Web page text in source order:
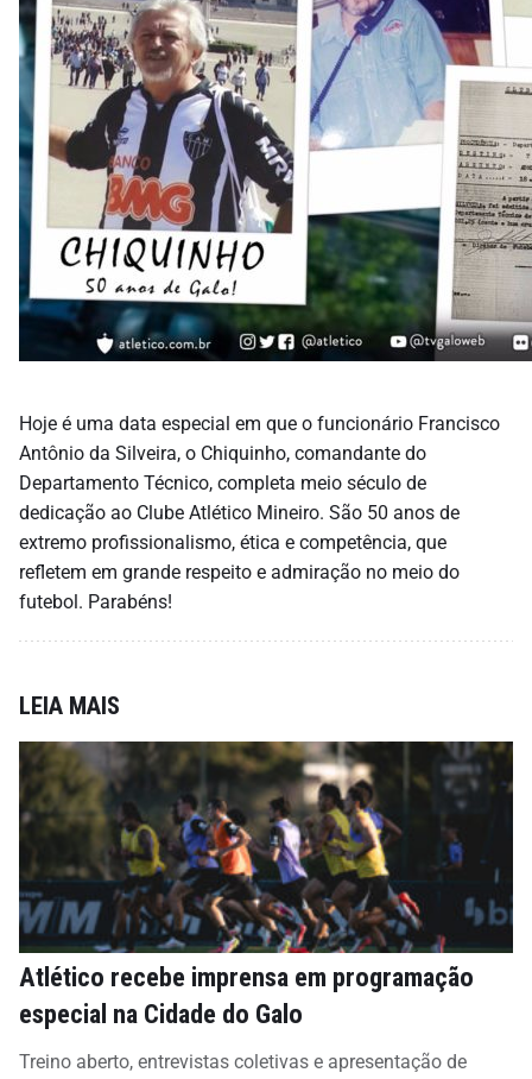
Hoje é uma data especial em que o funcionário Francisco
Antônio da Silveira, o Chiquinho, comandante do
Departamento Técnico, completa meio século de
dedicação ao Clube Atlético Mineiro. São 50 anos de
extremo profissionalismo, ética e competência, que
refletem em grande respeito e admiração no meio do
futebol. Parabéns!
LEIA MAIS
Atlético recebe imprensa em programação
especial na Cidade do Galo
Treino aberto, entrevistas coletivas e apresentação de